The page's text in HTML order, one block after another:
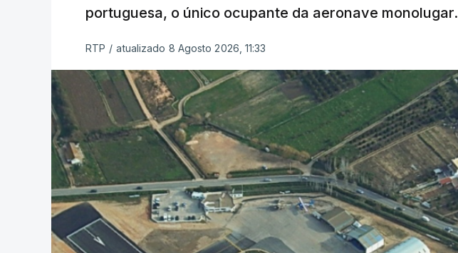
portuguesa, o único ocupante da aeronave monolugar.
RTP / atualizado 8 Agosto 2026, 11:33